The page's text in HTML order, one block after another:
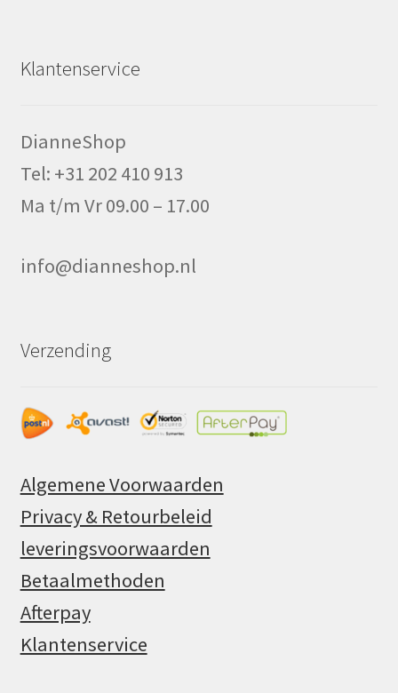
Klantenservice
DianneShop
Tel: +31 202 410 913
Ma t/m Vr 09.00 – 17.00
info@dianneshop.nl
Verzending
Algemene Voorwaarden
Privacy & Retourbeleid
leveringsvoorwaarden
Betaalmethoden
Afterpay
Klantenservice